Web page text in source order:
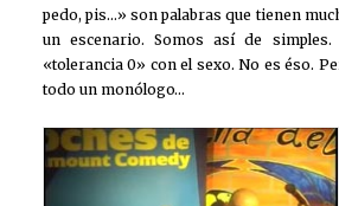
pedo, pis…» son palabras que tienen
un escenario. Somos así de
«tolerancia 0» con el sexo. No es éso.
todo un monólogo…